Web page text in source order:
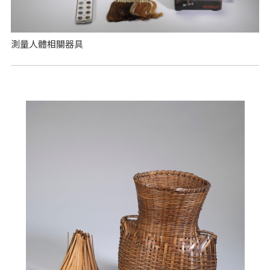
測量人體相關器具